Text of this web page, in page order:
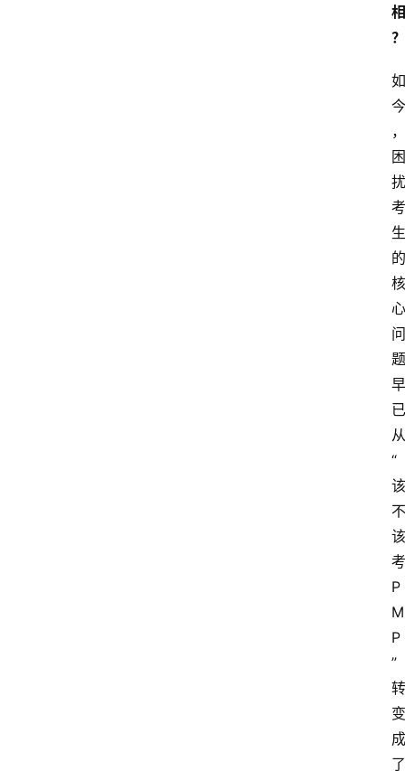
相
？
如
今
，
困
扰
考
生
的
核
心
问
题
早
已
从
“
该
不
该
考
P
M
P
”
转
变
成
了